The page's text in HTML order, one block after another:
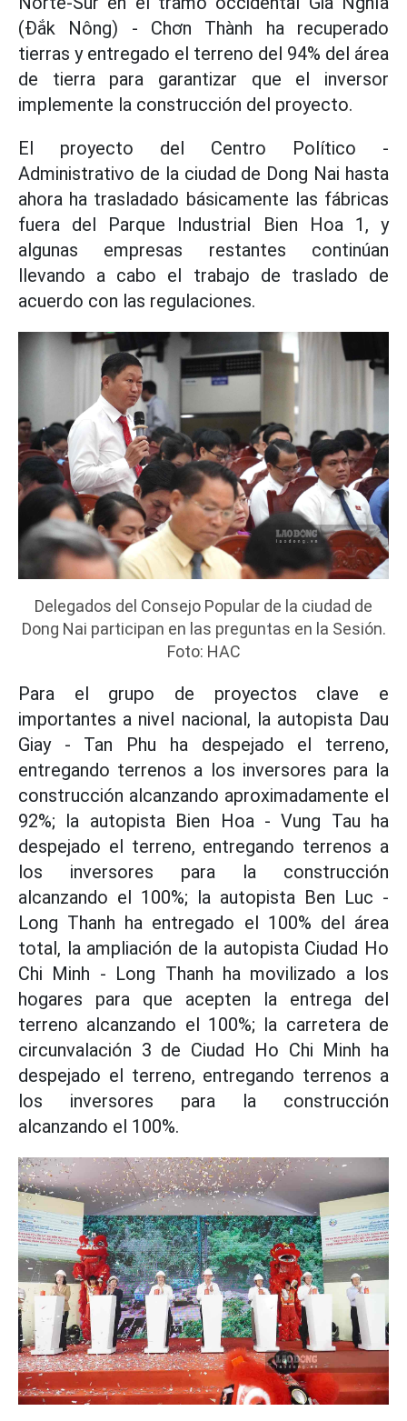
(Đắk Nông) - Chơn Thành ha recuperado
tierras y entregado el terreno del 94% del área
de tierra para garantizar que el inversor
implemente la construcción del proyecto.
El proyecto del Centro Político -
Administrativo de la ciudad de Dong Nai hasta
ahora ha trasladado básicamente las fábricas
fuera del Parque Industrial Bien Hoa 1, y
algunas empresas restantes continúan
llevando a cabo el trabajo de traslado de
acuerdo con las regulaciones.
Delegados del Consejo Popular de la ciudad de
Dong Nai participan en las preguntas en la Sesión.
Foto: HAC
Para el grupo de proyectos clave e
importantes a nivel nacional, la autopista Dau
Giay - Tan Phu ha despejado el terreno,
entregando terrenos a los inversores para la
construcción alcanzando aproximadamente el
92%; la autopista Bien Hoa - Vung Tau ha
despejado el terreno, entregando terrenos a
los inversores para la construcción
alcanzando el 100%; la autopista Ben Luc -
Long Thanh ha entregado el 100% del área
total, la ampliación de la autopista Ciudad Ho
Chi Minh - Long Thanh ha movilizado a los
hogares para que acepten la entrega del
terreno alcanzando el 100%; la carretera de
circunvalación 3 de Ciudad Ho Chi Minh ha
despejado el terreno, entregando terrenos a
los inversores para la construcción
alcanzando el 100%.